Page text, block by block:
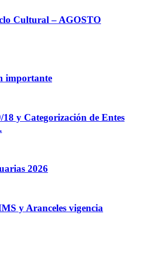
Cultural – AGOSTO
importante
18 y Categorización de Entes
2026
y Aranceles vigencia